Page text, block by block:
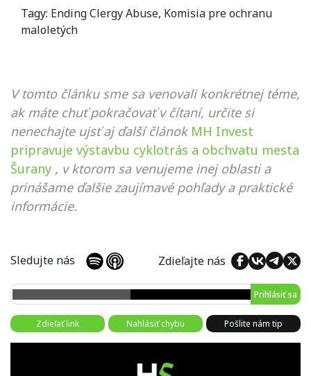
Tagy: Ending Clergy Abuse, Komisia pre ochranu
maloletých
V tomto článku sme sa venovali konkrétnej téme,
ak máte chuť pokračovať v čítaní, určite si
nenechajte ujsť aj ďalší článok MH Invest
pripravuje výstavbu cyklotrás a obchvatu mesta
Šurany , v ktorom sa venujeme inej oblasti a
prinášame ďalšie zaujímavé pohľady a praktické
informácie.
Sledujte nás Zdieľajte nás
Prihlásiť sa
Zdieľať link Nahlásiť chybu Pošlite nám tip